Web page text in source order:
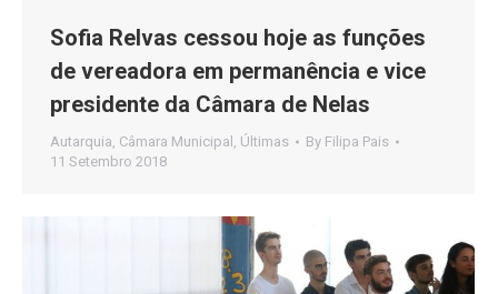
Sofia Relvas cessou hoje as funções
de vereadora em permanência e vice
presidente da Câmara de Nelas
Autarquia, Câmara Municipal , Últimas By Filipa Pais
11 Setembro 2018